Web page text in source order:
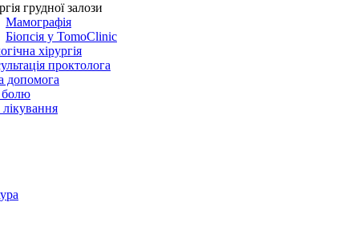
грудної залози
Мамографія
Біопсія у TomoClinic
хірургія
проктолога
допомога
болю
лікування